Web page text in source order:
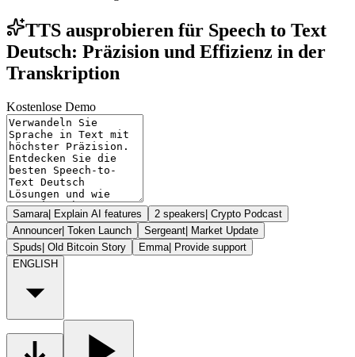
TTS ausprobieren für Speech to Text
Deutsch: Präzision und Effizienz in der
Transkription
Kostenlose Demo
Samara| Explain AI features 2 speakers| Crypto Podcast
Announcer| Token Launch Sergeant| Market Update
Spuds| Old Bitcoin Story Emma| Provide support
ENGLISH